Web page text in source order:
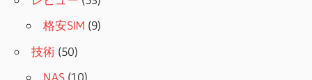
格安SIM (9)
技術 (50)
NAS (10)